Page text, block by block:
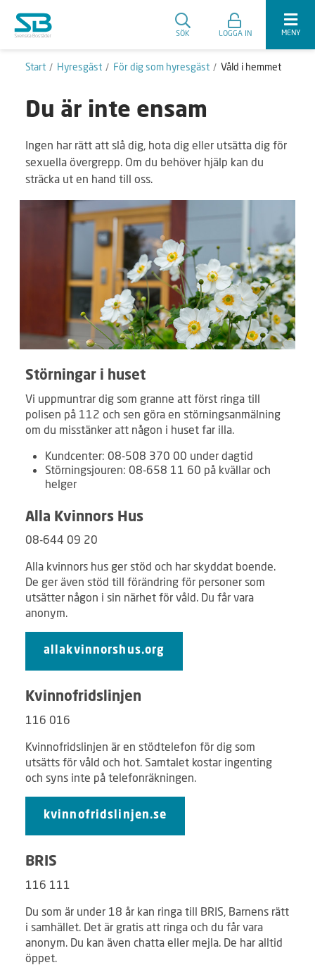
SÖK LOGGA IN MENY
Start Hyresgäst För dig som hyresgäst Våld i hemmet
Du är inte ensam
Ingen har rätt att slå dig, hota dig eller utsätta dig för
sexuella övergrepp. Om du behöver hjälp kan du
sträcka ut en hand till oss.
Störningar i huset
Vi uppmuntrar dig som granne att först ringa till
polisen på 112 och sen göra en störningsanmälning
om du misstänker att någon i huset far illa.
Kundcenter: 08-508 370 00 under dagtid
Störningsjouren: 08-658 11 60 på kvällar och
helger
Alla Kvinnors Hus
08-644 09 20
Alla kvinnors hus ger stöd och har skyddat boende.
De ger även stöd till förändring för personer som
utsätter någon i sin närhet för våld. Du får vara
anonym.
allakvinnorshus.org
Kvinnofridslinjen
116 016
Kvinnofridslinjen är en stödtelefon för dig som
utsätts för våld och hot. Samtalet kostar ingenting
och syns inte på telefonräkningen.
kvinnofridslinjen.se
BRIS
116 111
Du som är under 18 år kan ringa till BRIS, Barnens rätt
i samhället. Det är gratis att ringa och du får vara
anonym. Du kan även chatta eller mejla. De har alltid
öppet.